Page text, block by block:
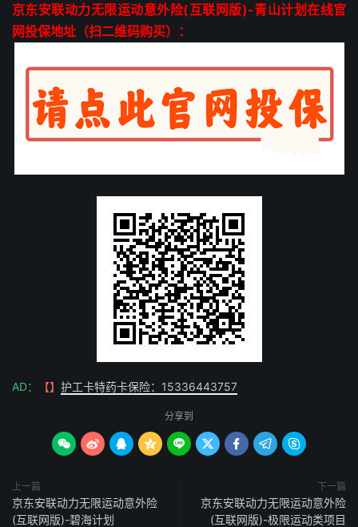
京东安联动力无限运动意外险(互联网版)-青山计划在线官
网投保地址（扫二维码购买）：
AD： 【】 护工卡特药卡保险：15336443757
分享到
        
上一篇
京东安联动力无限运动意外险
(互联网版)-碧海计划
下一篇
京东安联动力无限运动意外险
(互联网版)-极限运动类项目